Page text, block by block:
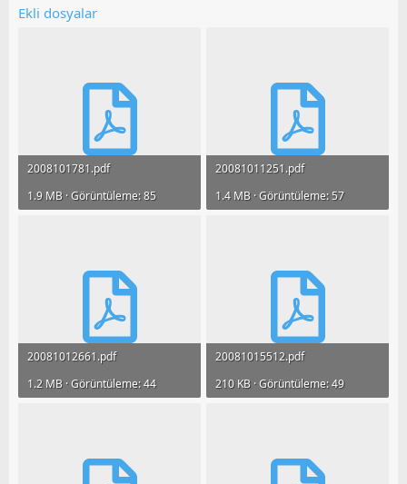
Ekli dosyalar
2008101781.pdf
1.9 MB · Görüntüleme: 85
20081011251.pdf
1.4 MB · Görüntüleme: 57
20081012661.pdf
1.2 MB · Görüntüleme: 44
20081015512.pdf
210 KB · Görüntüleme: 49